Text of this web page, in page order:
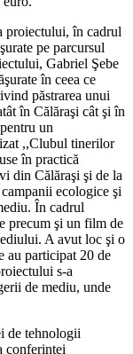
proiectului, în cadrul
pe parcursul
Gabriel Şebe
în ceea ce
păstrarea unui
în Călăraşi cât şi în
un
,,Clubul tinerilor
în practică
din Călăraşi şi de la
ecologice şi
În cadrul
precum şi un film de
A avut loc şi o
au participat 20 de
s-a
de mediu, unde
de tehnologii
conferinței